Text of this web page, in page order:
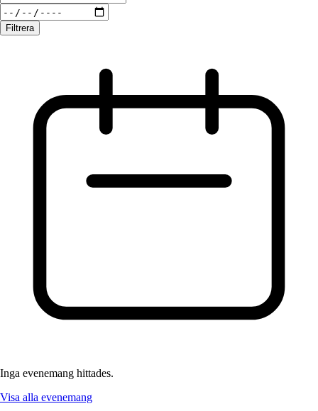
Filtrera
Inga evenemang hittades.
Visa alla evenemang